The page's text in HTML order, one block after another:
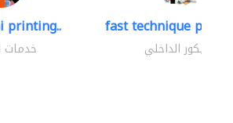
printing..
خدمات
fast technique pre-
الديكور الداخلي